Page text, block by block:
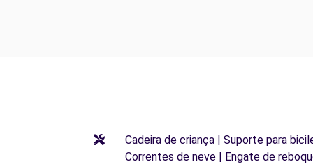
Cadeira de criança | Suporte para
Correntes de neve | Engate de